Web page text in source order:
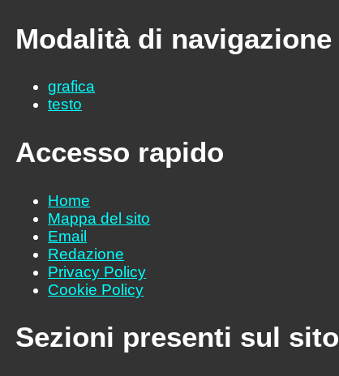
Modalità di navigazione
grafica
testo
Accesso rapido
Home
Mappa del sito
Email
Redazione
Privacy Policy
Cookie Policy
Sezioni presenti sul sito